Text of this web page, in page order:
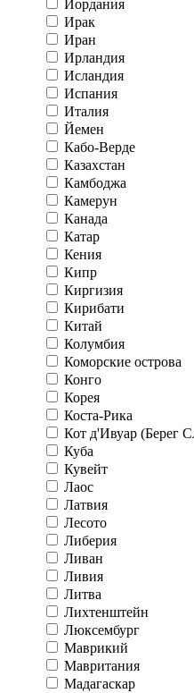
Иордания
Ирак
Иран
Ирландия
Исландия
Испания
Италия
Йемен
Кабо-Верде
Казахстан
Камбоджа
Камерун
Канада
Катар
Кения
Кипр
Киргизия
Кирибати
Китай
Колумбия
Коморские острова
Конго
Корея
Коста-Рика
Кот д'Ивуар (Берег
Куба
Кувейт
Лаос
Латвия
Лесото
Либерия
Ливан
Ливия
Литва
Лихтенштейн
Люксембург
Маврикий
Мавритания
Мадагаскар